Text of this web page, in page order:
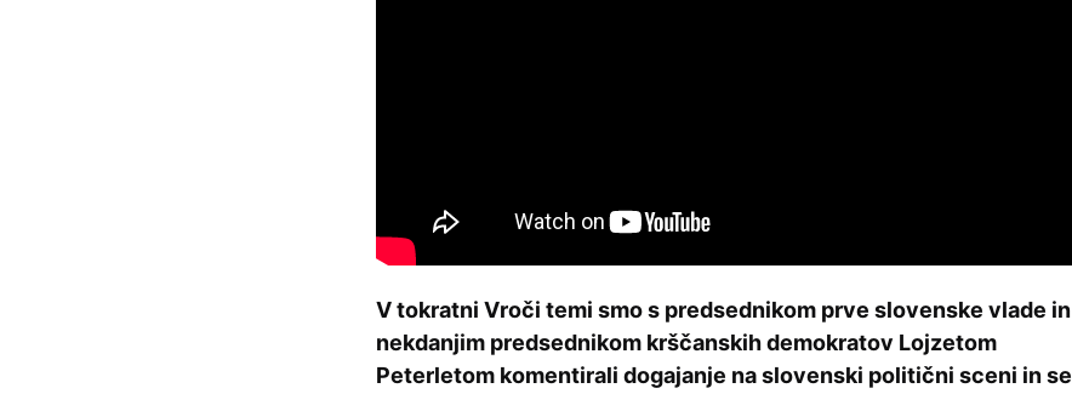
V tokratni Vroči temi smo s predsednikom prve slovenske vlade in
nekdanjim predsednikom krščanskih demokratov Lojzetom
Peterletom komentirali dogajanje na slovenski politični sceni in se